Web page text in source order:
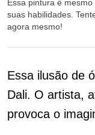
Essa pintura é
suas habilidades.
agora mesmo!
Essa ilusão de
Dali. O artista,
provoca o